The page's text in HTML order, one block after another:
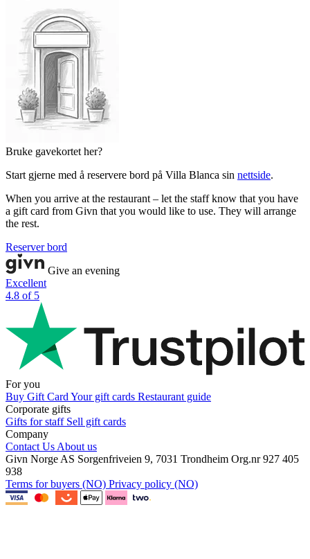
Bruke gavekortet her?
Start gjerne med å reservere bord på Villa Blanca sin nettside.
When you arrive at the restaurant – let the staff know that you have
a gift card from Givn that you would like to use. They will arrange
the rest.
Reserver bord
Give an evening
Excellent
4.8 of 5
For you
Buy Gift Card Your gift cards Restaurant guide
Corporate gifts
Gifts for staff Sell gift cards
Company
Contact Us About us
Givn Norge AS Sorgenfriveien 9, 7031 Trondheim Org.nr 927 405
938
Terms for buyers (NO) Privacy policy (NO)